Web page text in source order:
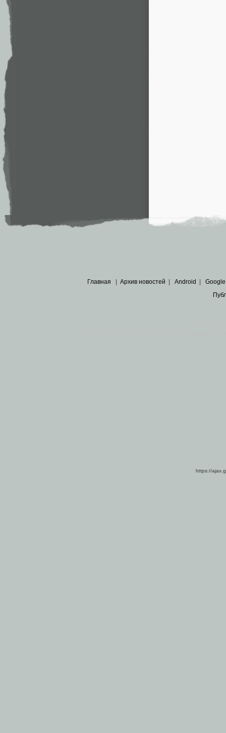
Главная Архив новостей Android Google
https://